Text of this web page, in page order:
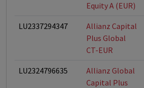
Equity A (EUR)
LU2337294347
Allianz Capital
Plus Global
CT-EUR
LU2324796635
Allianz Global
Capital Plus